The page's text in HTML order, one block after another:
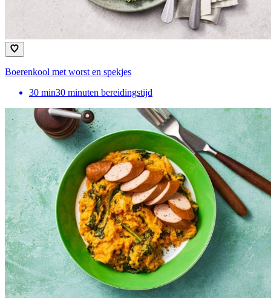
Boerenkool met worst en spekjes
30 min30 minuten bereidingstijd